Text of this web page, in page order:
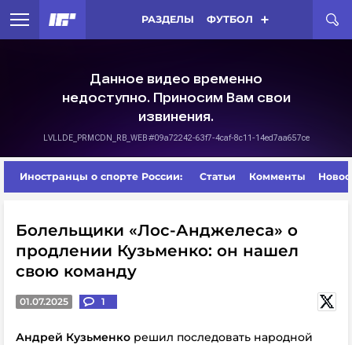
РАЗДЕЛЫ ФУТБОЛ
Иностранцы о спорте России: Статьи Комменты
Болельщики «Лос-Анджелеса» о
продлении Кузьменко: он нашел
свою команду
01.07.2025 1
Андрей Кузьменко решил последовать народной